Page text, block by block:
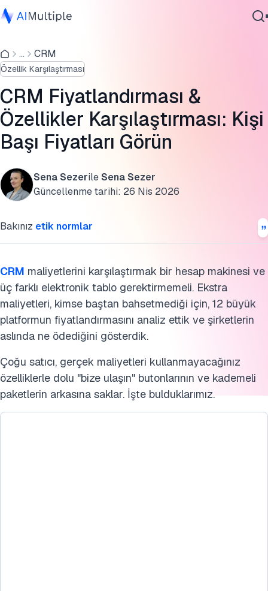
Ajanik Yapay Zeka
Siber güvenlik
Veri
Kurumsal Yazılım
Hizmetler
Bize Ulaşın
... CRM
Özellik Karşılaştırması
CRM Fiyatlandırması &
Özellikler Karşılaştırması: Kişi
Başı Fiyatları Görün
Sena SezerileSena Sezer
Güncellenme tarihi: 26 Nis 2026
Bakınız etik normlar
CRM maliyetlerini karşılaştırmak bir hesap makinesi ve
üç farklı elektronik tablo gerektirmemeli. Ekstra
maliyetleri, kimse baştan bahsetmediği için, 12 büyük
platformun fiyatlandırmasını analiz ettik ve şirketlerin
aslında ne ödediğini gösterdik.
Çoğu satıcı, gerçek maliyetleri kullanmayacağınız
özelliklerle dolu "bize ulaşın" butonlarının ve kademeli
paketlerin arkasına saklar. İşte bulduklarımız.
Büyük CRM Platformları
Fiyatı Aslında Ne Yönlendiriyor
Daha Fazla Okuma